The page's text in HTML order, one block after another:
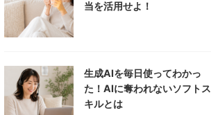
当を活用せよ！
生成AIを毎日使ってわかっ
た！AIに奪われないソフトス
キルとは